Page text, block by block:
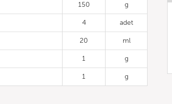
150 g
4 adet
20 ml
1 g
1 g